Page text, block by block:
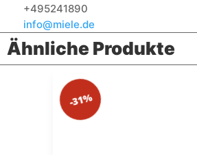
+495241890
info@miele.de
Ähnliche Produkte
-31%